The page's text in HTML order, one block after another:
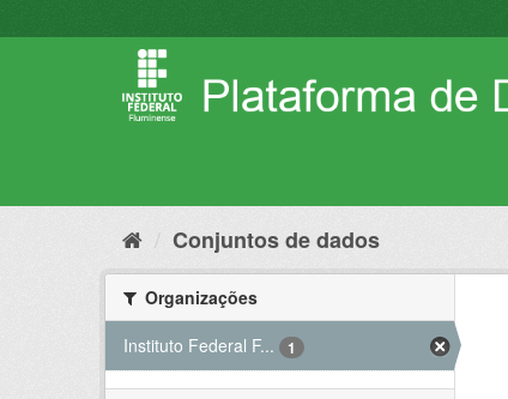
para
Conjuntos de dados
Organizações
Instituto Federal F...
1